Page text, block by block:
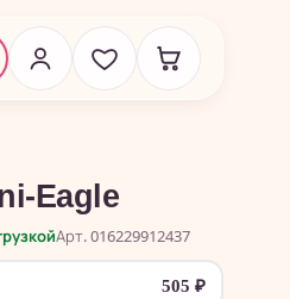
Eagle
Арт. 016229912437
505₽